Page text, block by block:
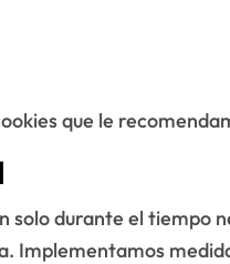
que le
solo durante el tiempo
Implementamos